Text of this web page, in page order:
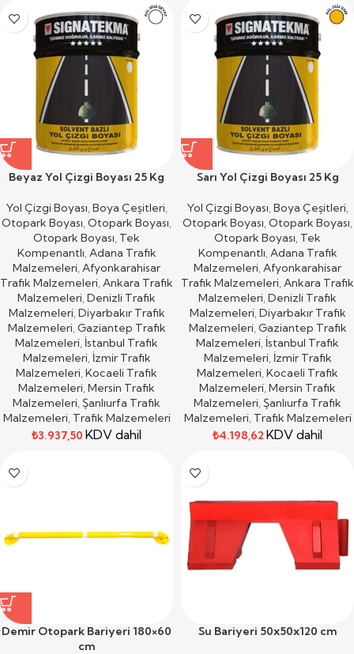
Beyaz Yol Çizgi Boyası 25 Kg
Yol Çizgi Boyası,Boya Çeşitleri,
Otopark Boyası,Otopark Boyası,
Otopark Boyası, Tek
Kompenantlı,Adana Trafik
Malzemeleri,Afyonkarahisar
Trafik Malzemeleri,Ankara Trafik
Malzemeleri,Denizli Trafik
Malzemeleri,Diyarbakır Trafik
Malzemeleri,Gaziantep Trafik
Malzemeleri, İstanbul Trafik
Malzemeleri, İzmir Trafik
Malzemeleri,Kocaeli Trafik
Malzemeleri,Mersin Trafik
Malzemeleri,Şanlıurfa Trafik
Malzemeleri, Trafik Malzemeleri
₺3.937,50 KDV dahil
Sarı Yol Çizgi Boyası 25 Kg
Yol Çizgi Boyası,Boya Çeşitleri,
Otopark Boyası,Otopark Boyası,
Otopark Boyası, Tek
Kompenantlı,Adana Trafik
Malzemeleri,Afyonkarahisar
Trafik Malzemeleri,Ankara Trafik
Malzemeleri,Denizli Trafik
Malzemeleri,Diyarbakır Trafik
Malzemeleri,Gaziantep Trafik
Malzemeleri, İstanbul Trafik
Malzemeleri, İzmir Trafik
Malzemeleri,Kocaeli Trafik
Malzemeleri,Mersin Trafik
Malzemeleri,Şanlıurfa Trafik
Malzemeleri, Trafik Malzemeleri
₺4.198,62 KDV dahil
Demir Otopark Bariyeri 180×60
cm
Su Bariyeri 50x50x120 cm